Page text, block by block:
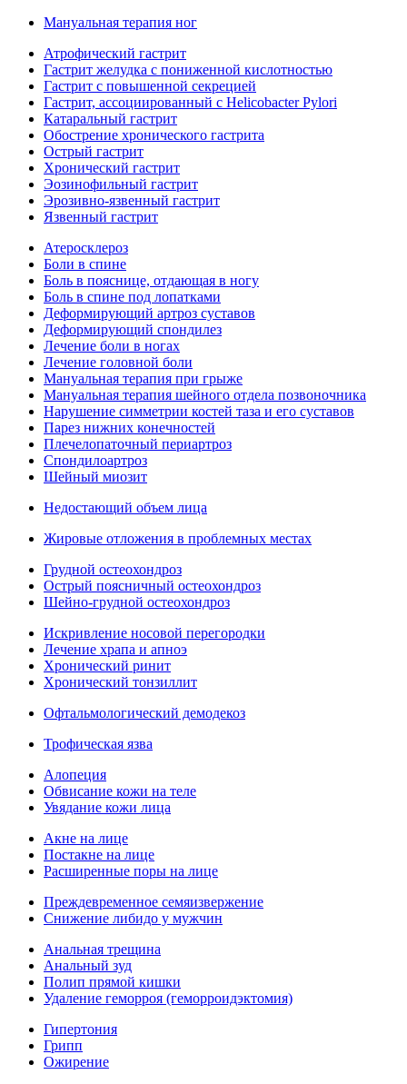
Мануальная терапия ног
Атрофический гастрит
Гастрит желудка с пониженной кислотностью
Гастрит с повышенной секрецией
Гастрит, ассоциированный с Helicobacter Pylori
Катаральный гастрит
Обострение хронического гастрита
Острый гастрит
Хронический гастрит
Эозинофильный гастрит
Эрозивно-язвенный гастрит
Язвенный гастрит
Атеросклероз
Боли в спине
Боль в пояснице, отдающая в ногу
Боль в спине под лопатками
Деформирующий артроз суставов
Деформирующий спондилез
Лечение боли в ногах
Лечение головной боли
Мануальная терапия при грыже
Мануальная терапия шейного отдела позвоночника
Нарушение симметрии костей таза и его суставов
Парез нижних конечностей
Плечелопаточный периартроз
Спондилоартроз
Шейный миозит
Недостающий объем лица
Жировые отложения в проблемных местах
Грудной остеохондроз
Острый поясничный остеохондроз
Шейно-грудной остеохондроз
Искривление носовой перегородки
Лечение храпа и апноэ
Хронический ринит
Хронический тонзиллит
Офтальмологический демодекоз
Трофическая язва
Алопеция
Обвисание кожи на теле
Увядание кожи лица
Акне на лице
Постакне на лице
Расширенные поры на лице
Преждевременное семяизвержение
Снижение либидо у мужчин
Анальная трещина
Анальный зуд
Полип прямой кишки
Удаление геморроя (геморроидэктомия)
Гипертония
Грипп
Ожирение